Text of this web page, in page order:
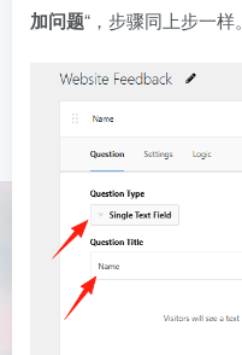
加问题“，步骤同上步一样。